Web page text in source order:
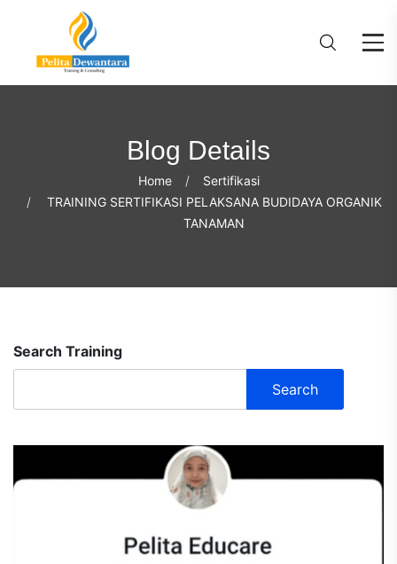
Blog Details
Home
Sertifikasi
TRAINING SERTIFIKASI PELAKSANA BUDIDAYA ORGANIK
TANAMAN
Search Training
Search